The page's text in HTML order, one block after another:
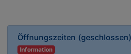
Öffnungszeiten (geschlossen)
Information